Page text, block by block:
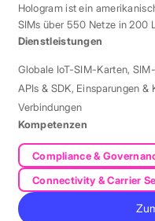
Hologram ist ein
SIMs über 550 Netze in 200
Dienstleistungen
Globale IoT-SIM-Karten,
APIs & SDK, Einsparungen &
Verbindungen
Kompetenzen
Compliance &
Connectivity & Carrier